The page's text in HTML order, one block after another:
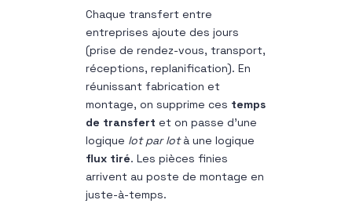
Chaque transfert entre
entreprises ajoute des jours
(prise de rendez-vous, transport,
réceptions, replanification). En
réunissant fabrication et
montage, on supprime ces temps
de transfert et on passe d’une
logique lot par lotà une logique
flux tiré. Les pièces finies
arrivent au poste de montage en
juste-à-temps.